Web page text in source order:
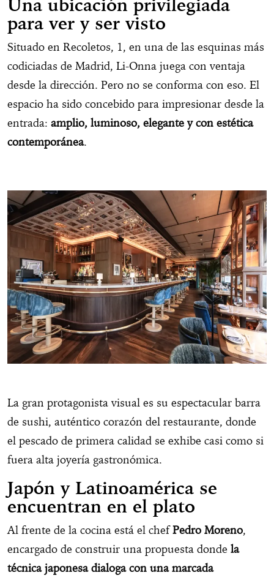
Una ubicación privilegiada
para ver y ser visto
Situado en Recoletos, 1, en una de las esquinas más
codiciadas de Madrid, Li-Onna juega con ventaja
desde la dirección. Pero no se conforma con eso. El
espacio ha sido concebido para impresionar desde la
entrada: amplio, luminoso, elegante y con estética
contemporánea.
La gran protagonista visual es su espectacular barra
de sushi, auténtico corazón del restaurante, donde
el pescado de primera calidad se exhibe casi como si
fuera alta joyería gastronómica.
Japón y Latinoamérica se
encuentran en el plato
Al frente de la cocina está el chefPedro Moreno,
encargado de construir una propuesta donde la
técnica japonesa dialoga con una marcada